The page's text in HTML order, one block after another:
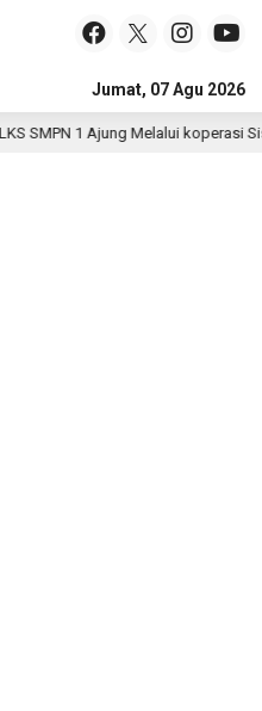
Jumat, 07 Agu 2026
1 Ajung Melalui koperasi Siswa